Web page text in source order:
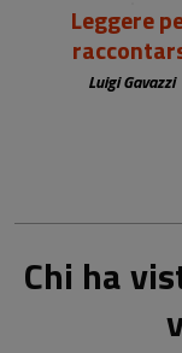
Leggere
Luigi Gavazzi
Chi ha